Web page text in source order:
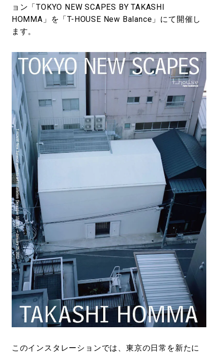
ョン「TOKYO NEW SCAPES BY TAKASHI
HOMMA」を「T-HOUSE New Balance」にて開催し
ます。
このインスタレーションでは、東京の日常を新たに